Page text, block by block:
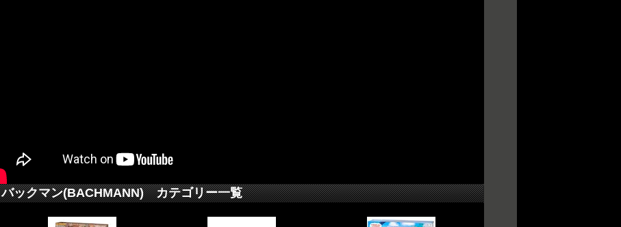
バックマン(BACHMANN) カテゴリー一覧